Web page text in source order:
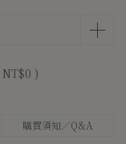
NT$0 )
購買須知／Q&A